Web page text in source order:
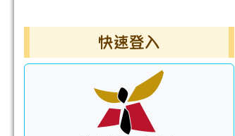
左邊區域內容
快速登入